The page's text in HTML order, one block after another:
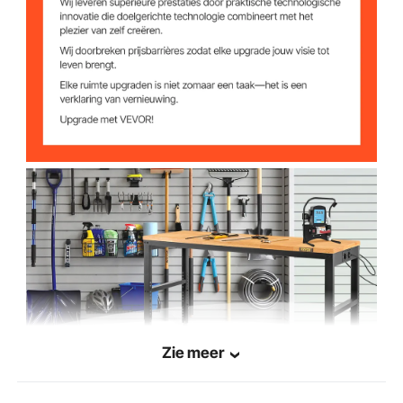
Stroom
Afstelgaten
Gewicht
Capaciteit
2000 lbs / 900 kg
Dikte tafelblad 25 mm
Afmetingen
tafelblad
48 x 24 inch / 1220 x 610
mm
28,5 - 38,3 inch / 72 - 97 cm
Zie meer